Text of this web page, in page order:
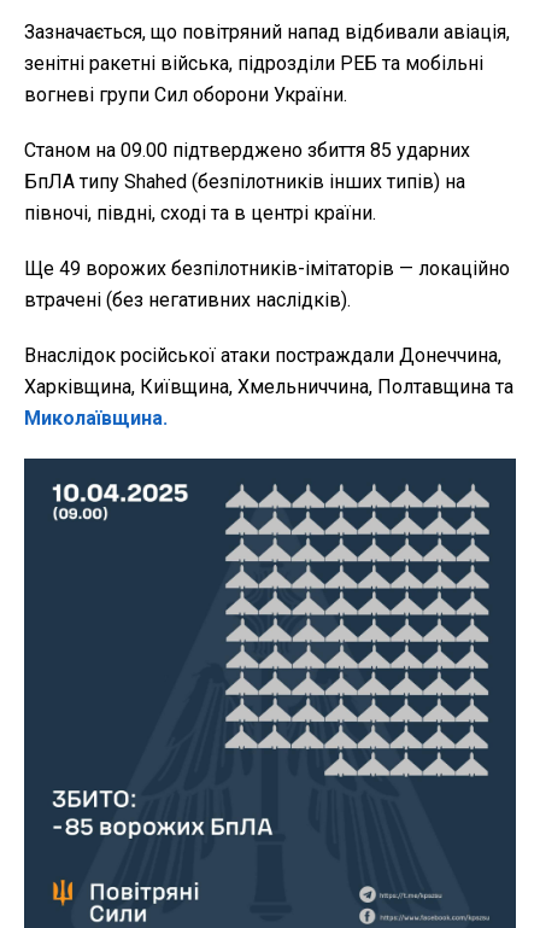
Зазначається, що повітряний напад відбивали авіація,
зенітні ракетні війська, підрозділи РЕБ та мобільні
вогневі групи Сил оборони України.
Станом на 09.00 підтверджено збиття 85 ударних
БпЛА типу Shahed (безпілотників інших типів) на
півночі, півдні, сході та в центрі країни.
Ще 49 ворожих безпілотників-імітаторів — локаційно
втрачені (без негативних наслідків).
Внаслідок російської атаки постраждали Донеччина,
Харківщина, Київщина, Хмельниччина, Полтавщина та
Миколаївщина.